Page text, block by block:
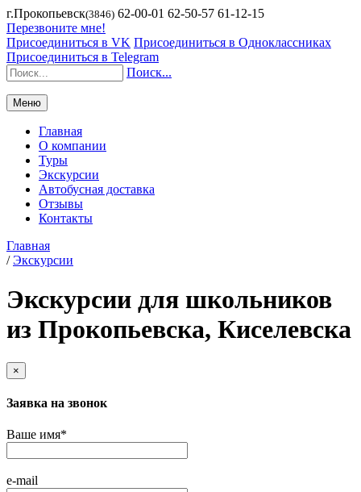
г.Прокопьевск(3846) 62-00-01 62-50-57 61-12-15
Перезвоните мне!
Присоединиться в VK Присоединиться в Одноклассниках
Присоединиться в Telegram
Поиск...
Меню
Главная
О компании
Туры
Экскурсии
Автобусная доставка
Отзывы
Контакты
Главная
/Экскурсии
Экскурсии для школьников
из Прокопьевска, Киселевска
×
Заявка на звонок
Ваше имя*
e-mail